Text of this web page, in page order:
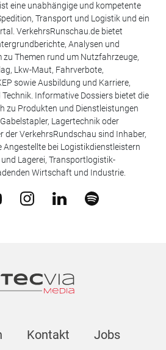
eine unabhängige und kompetente
Transport und Logistik und ein
VerkehrsRunschau.de bietet
Analysen und
Themen rund um Nutzfahrzeuge,
Lkw-Maut, Fahrverbote,
sowie Ausbildung und Karriere,
Technik. Informative Dossiers bietet die
zu Produkten und Dienstleistungen
Lagertechnik oder
der VerkehrsRundschau sind Inhaber,
Angestellte bei Logistikdienstleistern
Lagerei, Transportlogistik-
Wirtschaft und Industrie.
Kontakt Jobs